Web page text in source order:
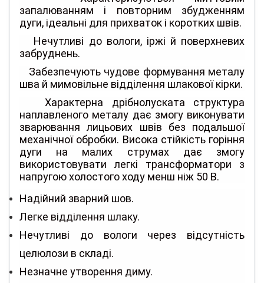
запалюванням і повторним збудженням
дуги, ідеальні для прихваток і коротких швів.
Нечутливі до вологи, іржі й поверхневих
забруднень.
Забезпечують чудове формування металу
шва й мимовільне відділення шлакової кірки.
Характерна дрібнолуската структура
наплавленого металу дає змогу виконувати
зварювання лицьових швів без подальшої
механічної обробки. Висока стійкість горіння
дуги на малих струмах дає змогу
використовувати легкі трансформатори з
напругою холостого ходу менш ніж 50 В.
Надійний зварний шов.
Легке відділення шлаку.
Нечутливі до вологи через відсутність
целюлози в складі.
Незначне утворення диму.